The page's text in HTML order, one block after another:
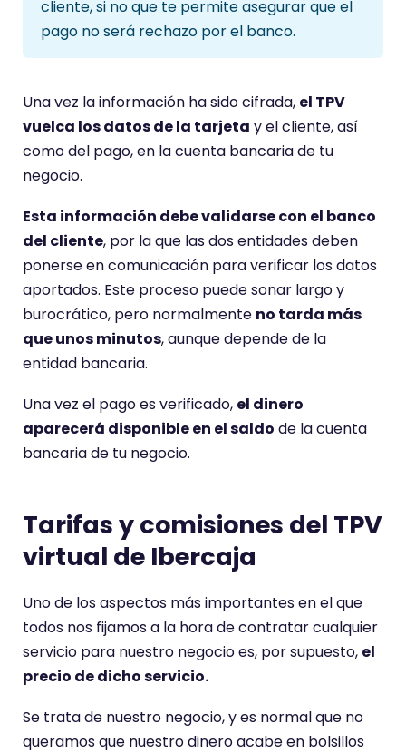
cliente, si no que te permite asegurar que el
pago no será rechazo por el banco.
Una vez la información ha sido cifrada, el TPV
vuelca los datos de la tarjeta y el cliente, así
como del pago, en la cuenta bancaria de tu
negocio.
Esta información debe validarse con el banco
del cliente, por la que las dos entidades deben
ponerse en comunicación para verificar los datos
aportados. Este proceso puede sonar largo y
burocrático, pero normalmente no tarda más
que unos minutos, aunque depende de la
entidad bancaria.
Una vez el pago es verificado, el dinero
aparecerá disponible en el saldo de la cuenta
bancaria de tu negocio.
Tarifas y comisiones del TPV
virtual de Ibercaja
Uno de los aspectos más importantes en el que
todos nos fijamos a la hora de contratar cualquier
servicio para nuestro negocio es, por supuesto, el
precio de dicho servicio.
Se trata de nuestro negocio, y es normal que no
queramos que nuestro dinero acabe en bolsillos